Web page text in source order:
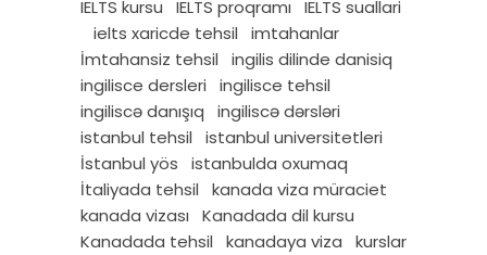
IELTS kursu
IELTS proqramı
IELTS suallari
ielts xaricde tehsil
imtahanlar
İmtahansiz tehsil
ingilis dilinde danisiq
ingilisce dersleri
ingilisce tehsil
ingiliscə danışıq
ingiliscə dərsləri
istanbul tehsil
istanbul universitetleri
İstanbul yös
istanbulda oxumaq
İtaliyada tehsil
kanada viza müraciet
kanada vizası
Kanadada dil kursu
Kanadada tehsil
kanadaya viza
kurslar